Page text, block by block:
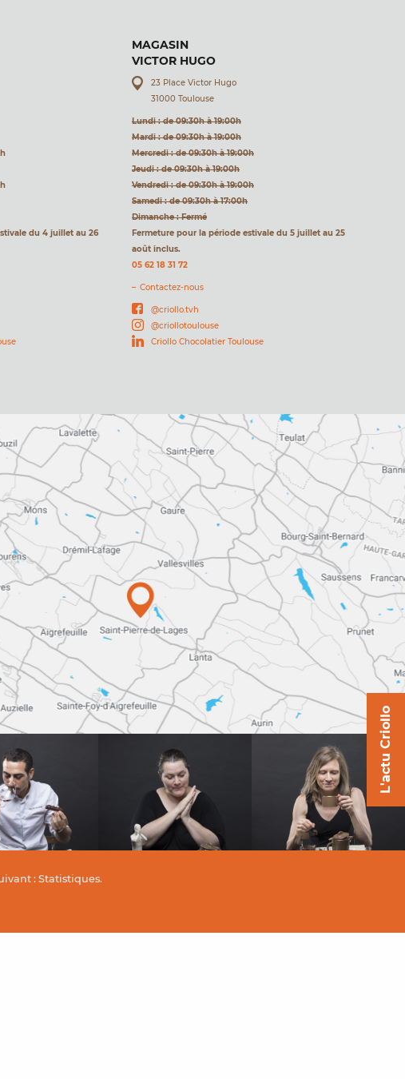
: Statistiques.
L'actu Criollo
du 4 juillet au 26
MAGASIN
VICTOR HUGO
23 Place Victor Hugo
31000 Toulouse
Lundi : de 09:30h à 19:00h
Mardi : de 09:30h à 19:00h
Mercredi : de 09:30h à 19:00h
Jeudi : de 09:30h à 19:00h
Vendredi : de 09:30h à 19:00h
Samedi : de 09:30h à 17:00h
Dimanche : Fermé
Fermeture pour la période estivale du 5 juillet au 25
août inclus.
05 62 18 31 72
Contactez-nous
@criollo.tvh
@criollotoulouse
Criollo Chocolatier Toulouse